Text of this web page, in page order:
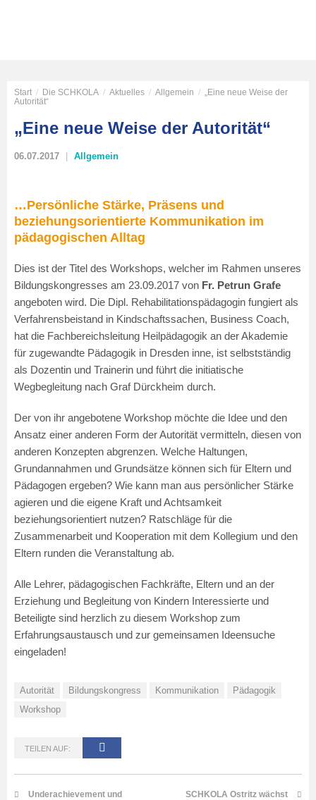
Start / Die SCHKOLA / Aktuelles / Allgemein / „Eine neue Weise der
Autorität“
„Eine neue Weise der Autorität“
06.07.2017 Allgemein
…Persönliche Stärke, Präsens und
beziehungsorientierte Kommunikation im
pädagogischen Alltag
Dies ist der Titel des Workshops, welcher im Rahmen unseres
Bildungskongresses am 23.09.2017 von Fr. Petrun Grafe
angeboten wird. Die Dipl. Rehabilitationspädagogin fungiert als
Verfahrensbeistand in Kindschaftssachen, Business Coach,
hat die Fachbereichsleitung Heilpädagogik an der Akademie
für zugewandte Pädagogik in Dresden inne, ist selbstständig
als Dozentin und Trainerin und führt die initiatische
Wegbegleitung nach Graf Dürckheim durch.
Der von ihr angebotene Workshop möchte die Idee und den
Ansatz einer anderen Form der Autorität vermitteln, diesen von
anderen Konzepten abgrenzen. Welche Haltungen,
Grundannahmen und Grundsätze können sich für Eltern und
Pädagogen ergeben? Wie kann man aus persönlicher Stärke
agieren und die eigene Kraft und Achtsamkeit
beziehungsorientiert nutzen? Ratschläge für die
Zusammenarbeit und Kooperation mit dem Kollegium und den
Eltern runden die Veranstaltung ab.
Alle Lehrer, pädagogischen Fachkräfte, Eltern und an der
Erziehung und Begleitung von Kindern Interessierte und
Beteiligte sind herzlich zu diesem Workshop zum
Erfahrungsaustausch und zur gemeinsamen Ideensuche
eingeladen!
Autorität Bildungskongress Kommunikation
Pädagogik
Workshop
TEILEN AUF:
Underachievement und
SCHKOLA Ostritz wächst